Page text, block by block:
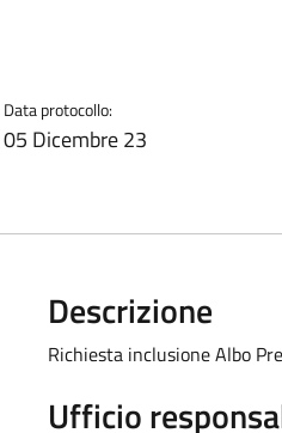
Data protocollo:
05 Dicembre 23
Descrizione
Richiesta inclusione Albo
Ufficio